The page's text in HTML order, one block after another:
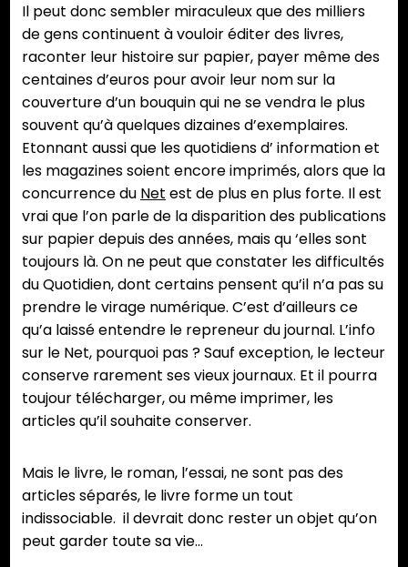
Il peut donc sembler miraculeux que des milliers
de gens continuent à vouloir éditer des livres,
raconter leur histoire sur papier, payer même des
centaines d’euros pour avoir leur nom sur la
couverture d’un bouquin qui ne se vendra le plus
souvent qu’à quelques dizaines d’exemplaires.
Etonnant aussi que les quotidiens d’ information et
les magazines soient encore imprimés, alors que la
concurrence du Net est de plus en plus forte. Il est
vrai que l’on parle de la disparition des publications
sur papier depuis des années, mais qu ‘elles sont
toujours là. On ne peut que constater les difficultés
du Quotidien, dont certains pensent qu’il n’a pas su
prendre le virage numérique. C’est d’ailleurs ce
qu’a laissé entendre le repreneur du journal. L’info
sur le Net, pourquoi pas ? Sauf exception, le lecteur
conserve rarement ses vieux journaux. Et il pourra
toujour télécharger, ou même imprimer, les
articles qu’il souhaite conserver.
Mais le livre, le roman, l’essai, ne sont pas des
articles séparés, le livre forme un tout
indissociable. il devrait donc rester un objet qu’on
peut garder toute sa vie…